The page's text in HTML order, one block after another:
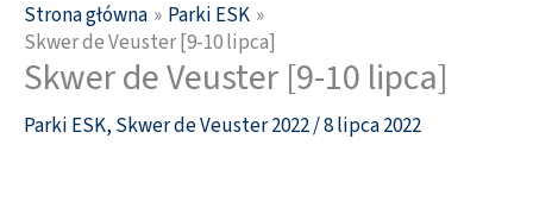
Strona główna
Parki ESK
Skwer de Veuster [9-10 lipca]
Skwer de Veuster [9-10 lipca]
Parki ESK, Skwer de Veuster 2022/8 lipca 2022